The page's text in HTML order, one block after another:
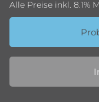
Alle Preise inkl. 8.1%